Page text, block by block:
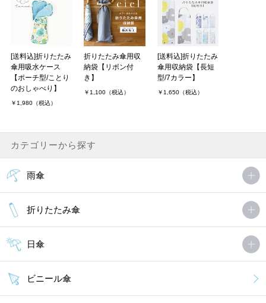
[送料込]折りたたみ
傘用吸水ケース
【ポーチ型/ことり
のおしゃべり】
￥1,980（税込）
折りたたみ傘用収
納袋【リボン付
き】
￥1,100（税込）
[送料込]折りたたみ
傘用収納袋【長短
型/7カラー】
￥1,650（税込）
カテゴリーから探す
雨傘
折りたたみ傘
日傘
ビニール傘